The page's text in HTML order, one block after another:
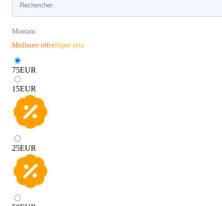
Montant:
Meilleure offreSuper prix
75EUR
15EUR
25EUR